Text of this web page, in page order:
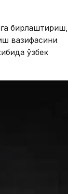
бирлаштириш,
вазифасини
ўзбек